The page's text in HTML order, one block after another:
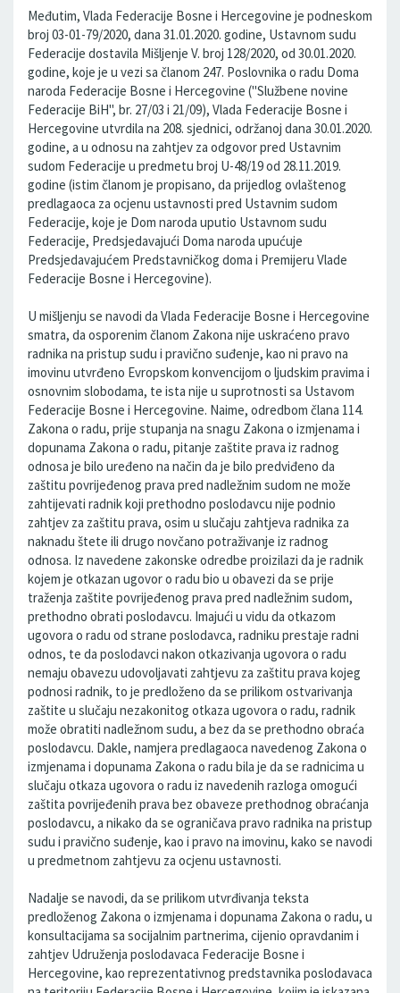
Međutim, Vlada Federacije Bosne i Hercegovine je podneskom
broj 03-01-79/2020, dana 31.01.2020. godine, Ustavnom sudu
Federacije dostavila Mišljenje V. broj 128/2020, od 30.01.2020.
godine, koje je u vezi sa članom 247. Poslovnika o radu Doma
naroda Federacije Bosne i Hercegovine ("Službene novine
Federacije BiH", br. 27/03 i 21/09), Vlada Federacije Bosne i
Hercegovine utvrdila na 208. sjednici, održanoj dana 30.01.2020.
godine, a u odnosu na zahtjev za odgovor pred Ustavnim
sudom Federacije u predmetu broj U-48/19 od 28.11.2019.
godine (istim članom je propisano, da prijedlog ovlaštenog
predlagaoca za ocjenu ustavnosti pred Ustavnim sudom
Federacije, koje je Dom naroda uputio Ustavnom sudu
Federacije, Predsjedavajući Doma naroda upućuje
Predsjedavajućem Predstavničkog doma i Premijeru Vlade
Federacije Bosne i Hercegovine).
U mišljenju se navodi da Vlada Federacije Bosne i Hercegovine
smatra, da osporenim članom Zakona nije uskraćeno pravo
radnika na pristup sudu i pravično suđenje, kao ni pravo na
imovinu utvrđeno Evropskom konvencijom o ljudskim pravima i
osnovnim slobodama, te ista nije u suprotnosti sa Ustavom
Federacije Bosne i Hercegovine. Naime, odredbom člana 114.
Zakona o radu, prije stupanja na snagu Zakona o izmjenama i
dopunama Zakona o radu, pitanje zaštite prava iz radnog
odnosa je bilo uređeno na način da je bilo predviđeno da
zaštitu povrijeđenog prava pred nadležnim sudom ne može
zahtijevati radnik koji prethodno poslodavcu nije podnio
zahtjev za zaštitu prava, osim u slučaju zahtjeva radnika za
naknadu štete ili drugo novčano potraživanje iz radnog
odnosa. Iz navedene zakonske odredbe proizilazi da je radnik
kojem je otkazan ugovor o radu bio u obavezi da se prije
traženja zaštite povrijeđenog prava pred nadležnim sudom,
prethodno obrati poslodavcu. Imajući u vidu da otkazom
ugovora o radu od strane poslodavca, radniku prestaje radni
odnos, te da poslodavci nakon otkazivanja ugovora o radu
nemaju obavezu udovoljavati zahtjevu za zaštitu prava kojeg
podnosi radnik, to je predloženo da se prilikom ostvarivanja
zaštite u slučaju nezakonitog otkaza ugovora o radu, radnik
može obratiti nadležnom sudu, a bez da se prethodno obraća
poslodavcu. Dakle, namjera predlagaoca navedenog Zakona o
izmjenama i dopunama Zakona o radu bila je da se radnicima u
slučaju otkaza ugovora o radu iz navedenih razloga omogući
zaštita povrijeđenih prava bez obaveze prethodnog obraćanja
poslodavcu, a nikako da se ograničava pravo radnika na pristup
sudu i pravično suđenje, kao i pravo na imovinu, kako se navodi
u predmetnom zahtjevu za ocjenu ustavnosti.
Nadalje se navodi, da se prilikom utvrđivanja teksta
predloženog Zakona o izmjenama i dopunama Zakona o radu, u
konsultacijama sa socijalnim partnerima, cijenio opravdanim i
zahtjev Udruženja poslodavaca Federacije Bosne i
Hercegovine, kao reprezentativnog predstavnika poslodavaca